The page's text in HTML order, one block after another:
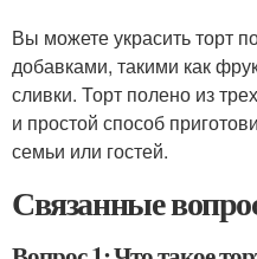
Вы можете украсить торт
добавками, такими как
сливки. Торт полено из
и простой способ
семьи или гостей.
Связанные